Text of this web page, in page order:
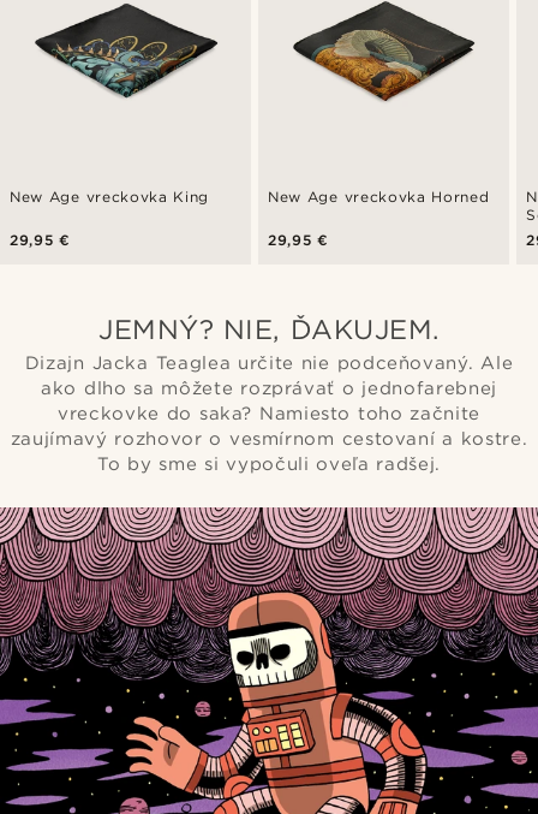
New Age vreckovka King
29,95 €
New Age vreckovka Horned
29,95 €
JEMNÝ? NIE, ĎAKUJEM.
Dizajn Jacka Teaglea určite nie podceňovaný. Ale
ako dlho sa môžete rozprávať o jednofarebnej
vreckovke do saka? Namiesto toho začnite
zaujímavý rozhovor o vesmírnom cestovaní a kostre.
To by sme si vypočuli oveľa radšej.